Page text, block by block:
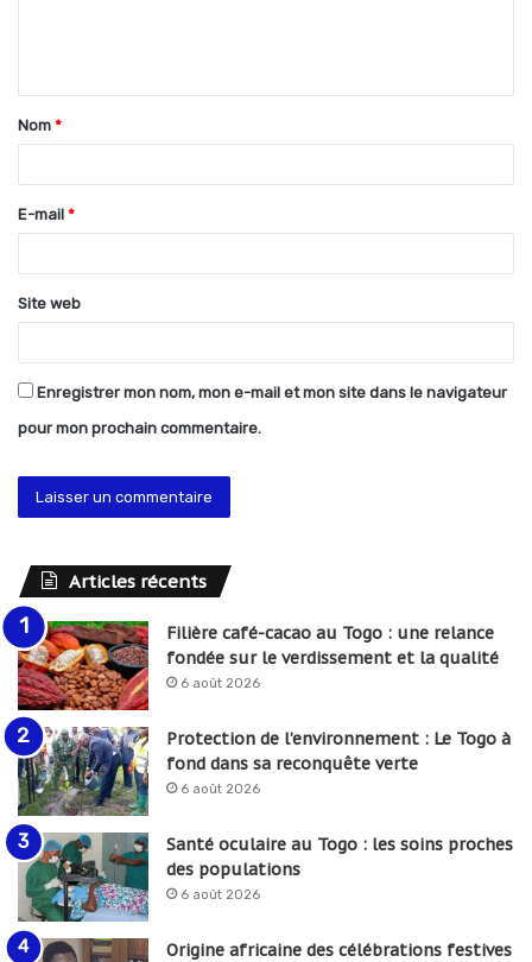
t
a
e
*
Nom *
E-mail *
Site web
Enregistrer mon nom, mon e-mail et mon site dans le navigateur
pour mon prochain commentaire.
Articles récents
Filière café-cacao au Togo : une relance
fondée sur le verdissement et la qualité
6 août 2026
Protection de l’environnement : Le Togo à
fond dans sa reconquête verte
6 août 2026
Santé oculaire au Togo : les soins proches
des populations
6 août 2026
Origine africaine des célébrations festives